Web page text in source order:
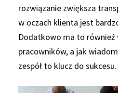
rozwiązanie zwiększa
w oczach klienta jest
Dodatkowo ma to również
pracowników, a jak
zespół to klucz do sukcesu.